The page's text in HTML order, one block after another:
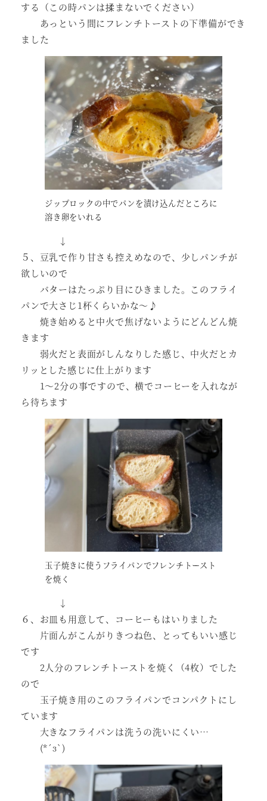
する（この時パンは揉まないでください）
あっという間にフレンチトーストの下準備ができ
ました
ジップロックの中でパンを漬け込んだところに
溶き卵をいれる
↓
５、豆乳で作り甘さも控えめなので、少しパンチが
欲しいので
バターはたっぷり目にひきました。このフライ
パンで大さじ1杯くらいかな～♪
焼き始めると中火で焦げないようにどんどん焼
きます
弱火だと表面がしんなりした感じ、中火だとカ
リッとした感じに仕上がります
1～2分の事ですので、横でコーヒーを入れなが
ら待ちます
玉子焼きに使うフライパンでフレンチトースト
を焼く
↓
６、お皿も用意して、コーヒーもはいりました
片面んがこんがりきつね色、とってもいい感じ
です
2人分のフレンチトーストを焼く（4枚）でした
ので
玉子焼き用のこのフライパンでコンパクトにし
ています
大きなフライパンは洗うの洗いにくい…
(*´з`)